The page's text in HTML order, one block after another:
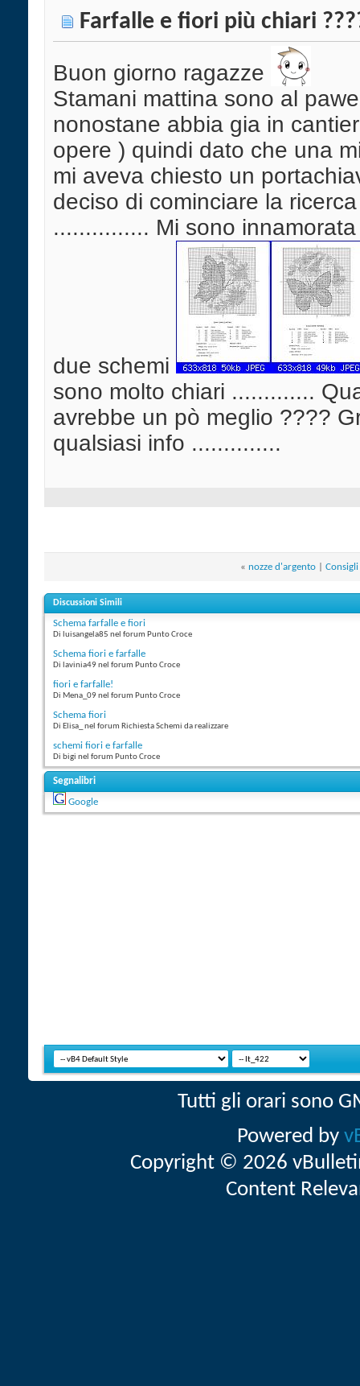
Farfalle e fiori più chiari
Buon giorno ragazze
Stamani mattina sono al
nonostane abbia gia in
opere ) quindi dato che una
mi aveva chiesto un
deciso di cominciare la ricerca
............... Mi sono
due schemi
sono molto chiari .............
avrebbe un pò meglio ????
qualsiasi info ..............
« nozze d'argento|
Discussioni Simili
Schema farfalle e fiori
Di luisangela85 nel forum Punto Croce
Schema fiori e farfalle
Di lavinia49 nel forum Punto Croce
fiori e farfalle!
Di Mena_09 nel forum Punto Croce
Schema fiori
Di Elisa_ nel forum Richiesta Schemi da realizzare
schemi fiori e farfalle
Di bigi nel forum Punto Croce
Segnalibri
Google
Tutti gli orari sono
Powered by
Copyright © 2026
Content